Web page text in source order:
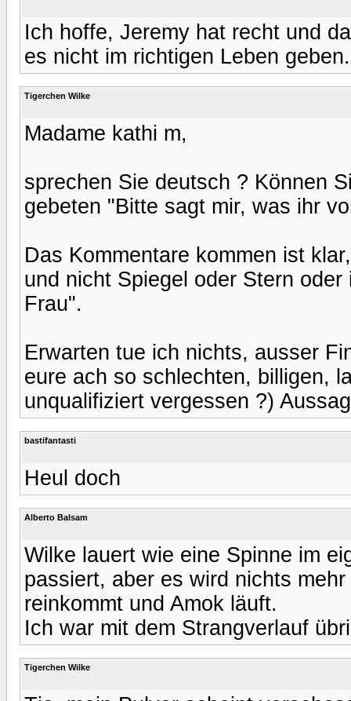
Ich hoffe, Jeremy hat recht und
es nicht im richtigen Leben geben.
Tigerchen Wilke
Madame kathi m,
sprechen Sie deutsch ? Können
gebeten "Bitte sagt mir, was ihr
Das Kommentare kommen ist
und nicht Spiegel oder Stern
Frau".
Erwarten tue ich nichts, ausser
eure ach so schlechten, billigen,
unqualifiziert vergessen ?)
bastifantasti
Heul doch
Alberto Balsam
Wilke lauert wie eine Spinne im
passiert, aber es wird nichts
reinkommt und Amok läuft.
Ich war mit dem Strangverlauf
Tigerchen Wilke